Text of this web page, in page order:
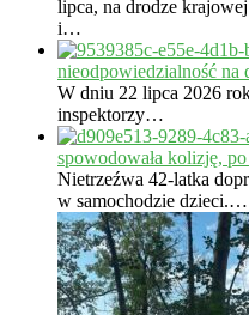
lipca, na drodze
i…
nieodpowiedzialność
W dniu 22 lipca 2026
inspektorzy…
spowodowała kolizję,
Nietrzeźwa 42-latka
w samochodzie dzieci.…